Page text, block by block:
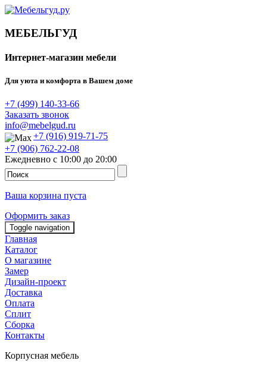
МЕБЕЛЬГУД
Интернет-магазин мебели
Для уюта и комфорта в Вашем доме
+7 (499) 140-33-66
Заказать звонок
info@mebelgud.ru
+7 (916) 919-71-75
+7 (906) 762-22-08
Ежедневно с 10:00 до 20:00
Ваша корзина пуста
Оформить заказ
Toggle navigation
Главная
Каталог
О магазине
Замер
Дизайн-проект
Доставка
Оплата
Сплит
Сборка
Контакты
Корпусная мебель